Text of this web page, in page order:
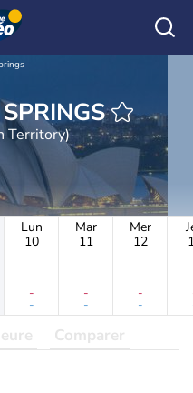
SPRINGS
Territory)
Lun
10
-
-
Mar
11
-
-
Mer
12
-
-
Comparer